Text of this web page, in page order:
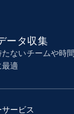
ータ収集
ないチームや時
適
ービス